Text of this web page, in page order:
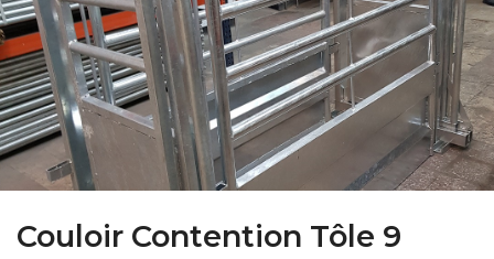
FARM CAMARA
Couloir Contention Tôle 9